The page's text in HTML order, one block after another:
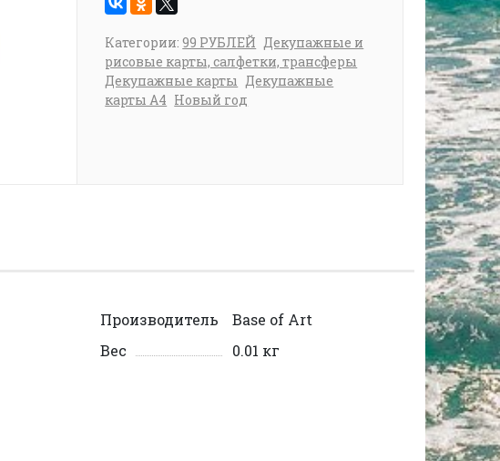
Категории:99 РУБЛЕЙ Декупажные и
рисовые карты, салфетки, трансферы
Декупажные карты Декупажные
карты А4 Новый год
Производитель
Base of Art
Вес
0.01 кг